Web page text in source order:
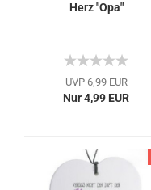
Herz "Opa"
UVP 6,99 EUR
Nur 4,99 EUR